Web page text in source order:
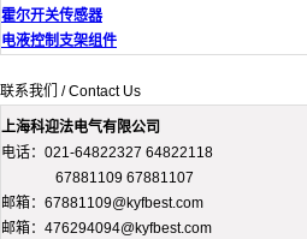
霍尔开关传感器
电液控制支架组件
联系我们 / Contact Us
上海科迎法电气有限公司
电话：021-64822327 64822118
67881109 67881107
邮箱：67881109@kyfbest.com
邮箱：476294094@kyfbest.com